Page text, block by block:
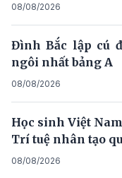
08/08/2026
Đình Bắc lập cú
ngôi nhất bảng A
08/08/2026
Học sinh Việt
Trí tuệ nhân tạo
08/08/2026